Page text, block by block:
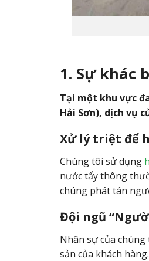
1. Sự khác
Tại một khu vực
Hải Sơn), dịch vụ
Xử lý triệt để
Chúng tôi sử dụng
nước tẩy thông
chúng phát tán
Đội ngũ
Nhân sự của
sản của khách